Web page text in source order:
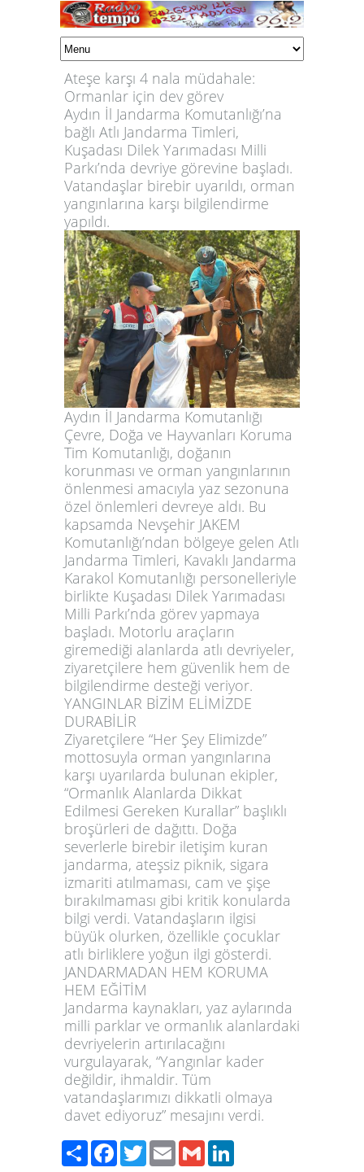
Ateşe karşı 4 nala müdahale:
Ormanlar için dev görev
Aydın İl Jandarma Komutanlığı’na
bağlı Atlı Jandarma Timleri,
Kuşadası Dilek Yarımadası Milli
Parkı’nda devriye görevine başladı.
Vatandaşlar birebir uyarıldı, orman
yangınlarına karşı bilgilendirme
yapıldı.
Aydın İl Jandarma Komutanlığı
Çevre, Doğa ve Hayvanları Koruma
Tim Komutanlığı, doğanın
korunması ve orman yangınlarının
önlenmesi amacıyla yaz sezonuna
özel önlemleri devreye aldı. Bu
kapsamda Nevşehir JAKEM
Komutanlığı’ndan bölgeye gelen Atlı
Jandarma Timleri, Kavaklı Jandarma
Karakol Komutanlığı personelleriyle
birlikte Kuşadası Dilek Yarımadası
Milli Parkı’nda görev yapmaya
başladı. Motorlu araçların
giremediği alanlarda atlı devriyeler,
ziyaretçilere hem güvenlik hem de
bilgilendirme desteği veriyor.
YANGINLAR BİZİM ELİMİZDE
DURABİLİR
Ziyaretçilere “Her Şey Elimizde”
mottosuyla orman yangınlarına
karşı uyarılarda bulunan ekipler,
“Ormanlık Alanlarda Dikkat
Edilmesi Gereken Kurallar” başlıklı
broşürleri de dağıttı. Doğa
severlerle birebir iletişim kuran
jandarma, ateşsiz piknik, sigara
izmariti atılmaması, cam ve şişe
bırakılmaması gibi kritik konularda
bilgi verdi. Vatandaşların ilgisi
büyük olurken, özellikle çocuklar
atlı birliklere yoğun ilgi gösterdi.
JANDARMADAN HEM KORUMA
HEM EĞİTİM
Jandarma kaynakları, yaz aylarında
milli parklar ve ormanlık alanlardaki
devriyelerin artırılacağını
vurgulayarak, “Yangınlar kader
değildir, ihmaldir. Tüm
vatandaşlarımızı dikkatli olmaya
davet ediyoruz” mesajını verdi.
ShareFacebook
TwitterEmailGmail